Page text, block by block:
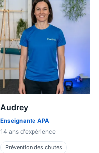
Audrey
Enseignante APA
14 ans d'expérience
Prévention des chutes